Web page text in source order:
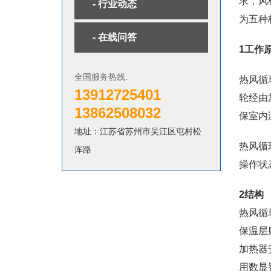
- 行业动态
- 在线问答
全国服务热线:
13912725401
13862508032
地址：江苏省苏州市吴江区屯村松
厍路
为五种
1工作
热风循
轮经由
保室内
热风循
操作状
2结构
热风循
保温层
加热器
用数